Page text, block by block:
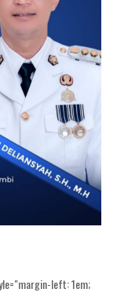
left: 1em;